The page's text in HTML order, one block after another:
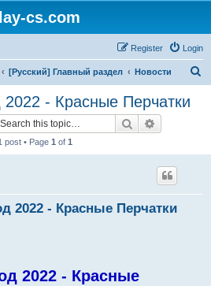
cs.com
Login
Register
[Русский] Главный раздел Новости
- Красные Перчатки
Search
post • Page 1 of 1
2022 - Красные Перчатки
2022 - Красные